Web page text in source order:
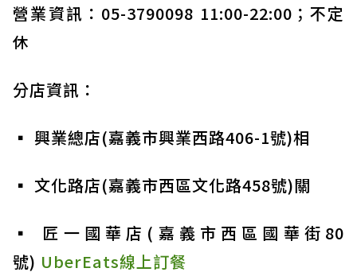
營業資訊：05-3790098 11:00-22:00；不定
休
分店資訊：
▪ 興業總店(嘉義市興業西路406-1號)相
▪ 文化路店(嘉義市西區文化路458號)關
▪ 匠一國華店(嘉義市西區國華街80
號) UberEats線上訂餐